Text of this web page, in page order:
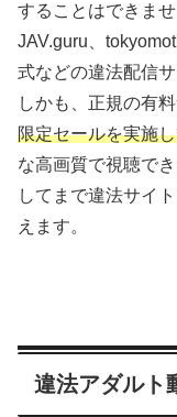
することはできま
JAV.guru、
式などの違法配信
しかも、正規の有
限定セールを実施
な高画質で視聴で
してまで違法サイ
えます。
違法アダルト